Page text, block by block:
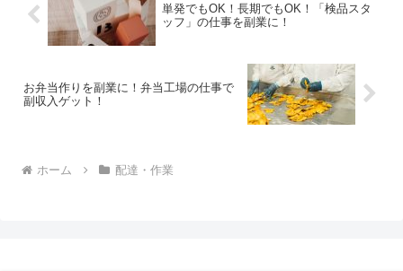
単発でもOK！長期でもOK！「検品スタ
ッフ」の仕事を副業に！
お弁当作りを副業に！弁当工場の仕事で
副収入ゲット！
ホーム 配達・作業